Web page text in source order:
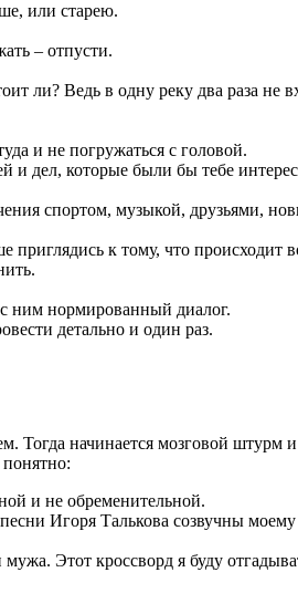
или старею.
– отпусти.
ли? Ведь в одну реку два раза не
и не погружаться с головой.
и дел, которые были бы тебе
спортом, музыкой, друзьями,
к тому, что происходит
ним нормированный диалог.
детально и один раз.
начинается мозговой штурм
и не обременительной.
Игоря Талькова созвучны
Этот кроссворд я буду